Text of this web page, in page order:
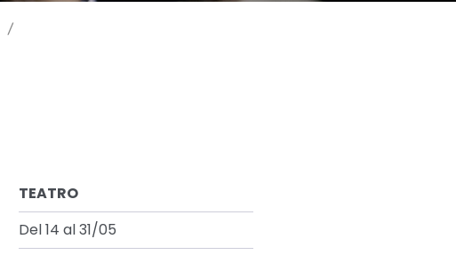
/
TEATRO
Del 14 al 31/05